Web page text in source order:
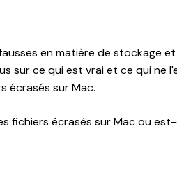
en matière de stockage
sur ce qui est vrai et ce qui ne
écrasés sur Mac.
fichiers écrasés sur Mac ou